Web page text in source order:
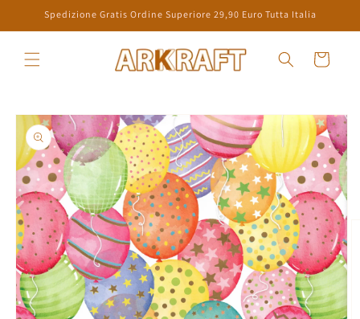
direttamente
ai contenuti
Spedizione Gratis Ordine Superiore 29,90 Euro Tutta Italia
Carrello
Passa alle
informazioni
sul prodotto